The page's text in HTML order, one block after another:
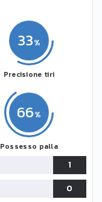
66
Possesso palla
33
Precisione tiri
1
0